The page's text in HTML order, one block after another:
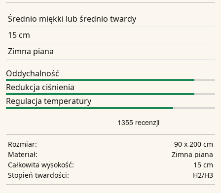
Średnio miękki lub średnio twardy
15 cm
Zimna piana
Oddychalność
Redukcja ciśnienia
Regulacja temperatury
Rozmiar:
90 x 200 cm
Materiał:
Zimna piana
Całkowita wysokość:
15 cm
Stopień twardości:
H2/H3